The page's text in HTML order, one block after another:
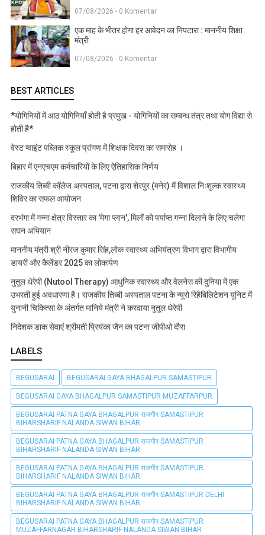
07/08/2026 - 0 Komentar
एक माह के भीतर होगा हर आवेदन का निपटारा : माननीय शिक्षा
मंत्री
07/08/2026 - 0 Komentar
BEST ARTICLES
*योगिनियों में आठ योगिनियाँ होती है प्रमुख - योगिनियों का सम्बन्ध तंत्र तथा योग विद्या से
होती है*
वेस्ट प्वाइंट पब्लिक स्कूल प्रांगण में शिक्षक दिवस का समारोह ।
बिहार में एनएचएम कर्मचारियों के लिए ऐतिहासिक निर्णय
राजकीय तिब्बी कॉलेज अस्पताल, पटना द्वारा शेरपुर (मनेर) में विशाल निःशुल्क स्वास्थ्य
शिविर का सफल आयोजन
दरभंगा में गन्ना क्षेत्र विस्तार का 'मेगा प्लान', मिलों को पर्याप्त गन्ना दिलाने के लिए चलेगा
सघन अभियान
माननीय मंत्री श्री नीरज कुमार सिंह,लोक स्वास्थ्य अभियंत्रण विभाग द्वारा विभागीय
डायरी और कैलेंडर 2025 का लोकार्पण
नुतूल थेरेपी (Nutool Therapy) आधुनिक स्वास्थ्य और वेलनेस की दुनिया में एक
उभरती हुई अवधारणा है। राजकीय तिब्बी अस्पताल पटना के न्यूरो रिहैबिलिटेशन यूनिट में
युनानी चिकित्सा के अंतर्गत मानिये मंत्री ने करवाया नुतूल थेरेपी
निदेशक डाक सेवाएं श्रीमती प्रियंका जैन का पटना जीपीओ दौरा
LABELS
BEGUSARAI BEGUSARAI GAYA BHAGALPUR SAMASTIPUR
BEGUSARAI GAYA BHAGALPUR SAMASTIPUR MUZAFFARPUR
BEGUSARAI PATNA GAYA BHAGALPUR राजगीर SAMASTIPUR
BIHARSHARIF NALANDA SIWAN BIHAR
BEGUSARAI PATNA GAYA BHAGALPUR राजगीर SAMASTIPUR
BIHARSHARIF NALANDA SIWAN BIHAR
BEGUSARAI PATNA GAYA BHAGALPUR राजगीर SAMASTIPUR
BIHARSHARIF NALANDA SIWAN BIHAR
BEGUSARAI PATNA GAYA BHAGALPUR राजगीर SAMASTIPUR DELHI
BIHARSHARIF NALANDA SIWAN BIHAR
BEGUSARAI PATNA GAYA BHAGALPUR राजगीर SAMASTIPUR
MUZAFFARNAGAR BIHARSHARIF NALANDA SIWAN BIHAR